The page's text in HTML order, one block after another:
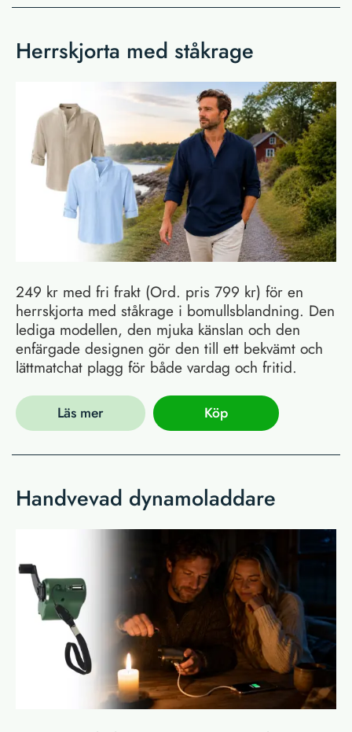
Herrskjorta med ståkrage
249 kr med fri frakt (Ord. pris 799 kr) för en
herrskjorta med ståkrage i bomullsblandning. Den
lediga modellen, den mjuka känslan och den
enfärgade designen gör den till ett bekvämt och
lättmatchat plagg för både vardag och fritid.
Läs mer Köp
Handvevad dynamoladdare